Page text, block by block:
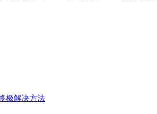
极解决方法